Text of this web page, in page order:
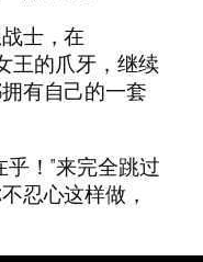
士，在
王的爪牙，继续
有自己的一套
！”来完全跳过
忍心这样做，